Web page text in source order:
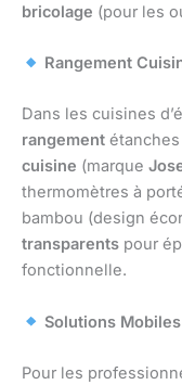
bricolage (pour les
Rangement
Dans les cuisines
rangement
cuisine (marque
thermomètres à
bambou (design
transparents pour
fonctionnelle.
Solutions
Pour les